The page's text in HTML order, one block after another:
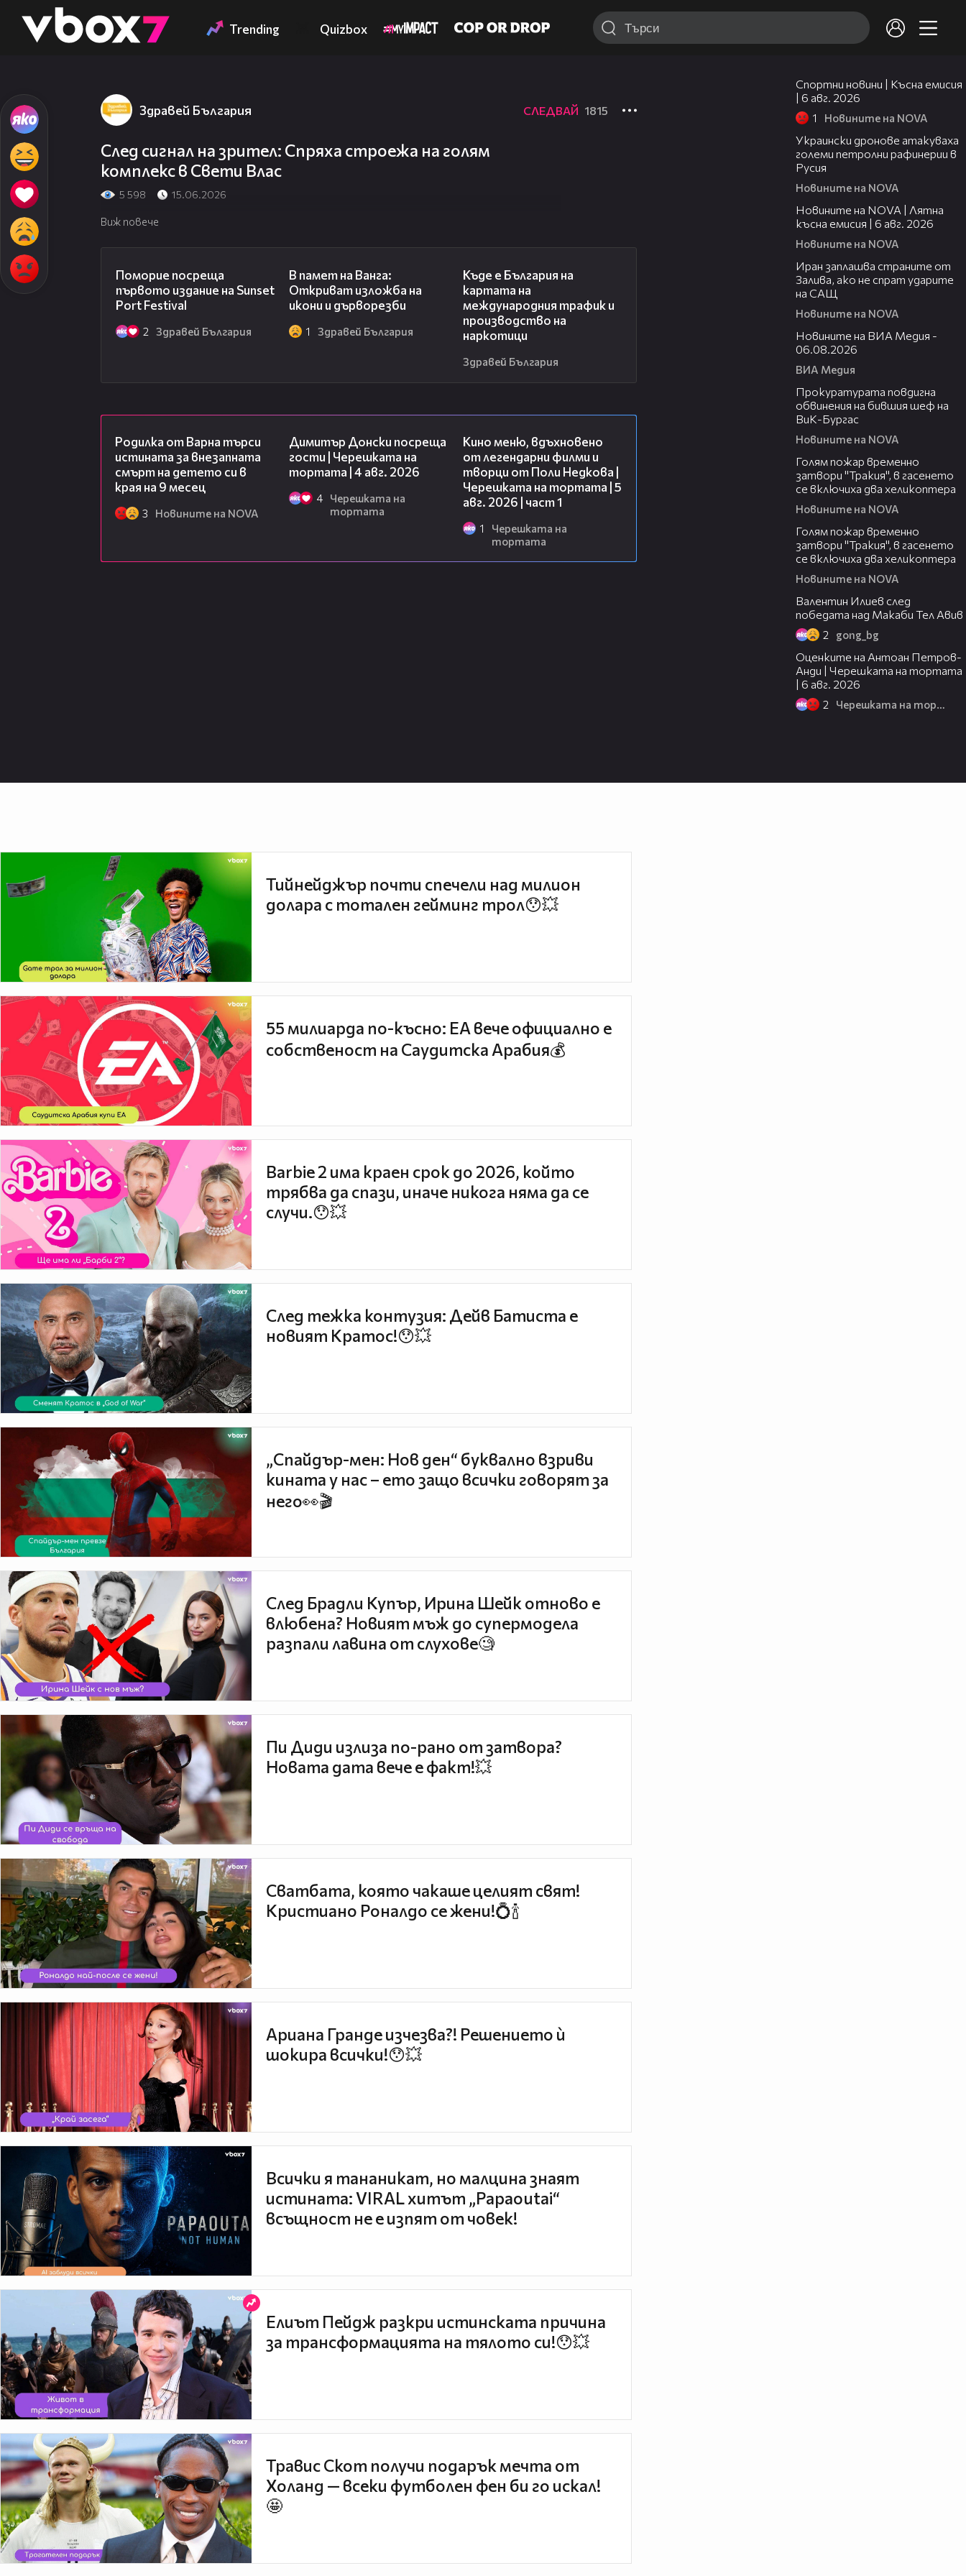
👾 Trending Quizbox
Здравей България СЛЕДВАЙ 1815
След сигнал на зрител: Спряха строежа на голям
комплекс в Свети Влас
5 598 15.06.2026
Виж повече
Поморие посреща
първото издание на Sunset
Port Festival
2 Здравей България
В памет на Ванга:
Откриват изложба на
икони и дърворезби
1 Здравей България
Къде е България на
картата на
международния трафик и
производство на
наркотици
Здравей България
Родилка от Варна търси
истината за внезапната
смърт на детето си в
края на 9 месец
3 Новините на NOVA
Димитър Донски посреща
гости | Черешката на
тортата | 4 авг. 2026
4
Черешката на
тортата
Кино меню, вдъхновено
от легендарни филми и
творци от Поли Недкова |
Черешката на тортата | 5
авг. 2026 | част 1
1
Черешката на
тортата
Спортни новини | Късна емисия
| 6 авг. 2026
1 Новините на NOVA
Украински дронове атакуваха
големи петролни рафинерии в
Русия
Новините на NOVA
Новините на NOVA | Лятна
късна емисия | 6 авг. 2026
Новините на NOVA
Иран заплашва страните от
Залива, ако не спрат ударите
на САЩ
Новините на NOVA
Новините на ВИА Медия -
06.08.2026
ВИА Медия
Прокуратурата повдигна
обвинения на бившия шеф на
ВиК-Бургас
Новините на NOVA
Голям пожар временно
затвори "Тракия", в гасенето
се включиха два хеликоптера
Новините на NOVA
Голям пожар временно
затвори "Тракия", в гасенето
се включиха два хеликоптера
Новините на NOVA
Валентин Илиев след
победата над Макаби Тел Авив
2 gong_bg
Оценките на Антоан Петров-
Анди | Черешката на тортата
| 6 авг. 2026
2 Черешката на тортата
Тийнейджър почти спечели над милион
долара с тотален гейминг трол😯💥
55 милиарда по-късно: EA вече официално е
собственост на Саудитска Арабия💰
Barbie 2 има краен срок до 2026, който
трябва да спази, иначе никога няма да се
случи.😯💥
След тежка контузия: Дейв Батиста е
новият Кратос!😯💥
„Спайдър-мен: Нов ден“ буквално взриви
кината у нас – ето защо всички говорят за
него👀🎬
След Брадли Купър, Ирина Шейк отново е
влюбена? Новият мъж до супермодела
разпали лавина от слухове🧐
Пи Диди излиза по-рано от затвора?
Новата дата вече е факт!💥
Сватбата, която чакаше целият свят!
Кристиано Роналдо се жени!💍🍾
Ариана Гранде изчезва?! Решението ѝ
шокира всички!😯💥
Всички я тананикат, но малцина знаят
истината: VIRAL хитът „Papaoutai“
всъщност не е изпят от човек!
Елиът Пейдж разкри истинската причина
за трансформацията на тялото си!😯💥
Травис Скот получи подарък мечта от
Холанд — всеки футболен фен би го искал!
🤩